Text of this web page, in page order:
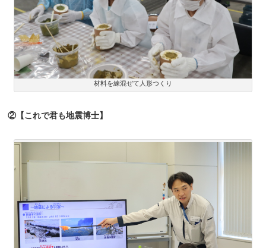
材料を練混ぜて人形つくり
②【これで君も地震博士】